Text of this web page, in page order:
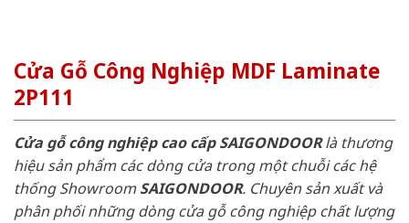
Cửa Gỗ Công Nghiệp MDF Laminate
2P111
Cửa gỗ công nghiệp cao cấp SAIGONDOORlà thương
hiệu sản phẩm các dòng cửa trong một chuỗi các hệ
thống ShowroomSAIGONDOOR. Chuyên sản xuất và
phân phối những dòng cửa gỗ công nghiệp chất lượng